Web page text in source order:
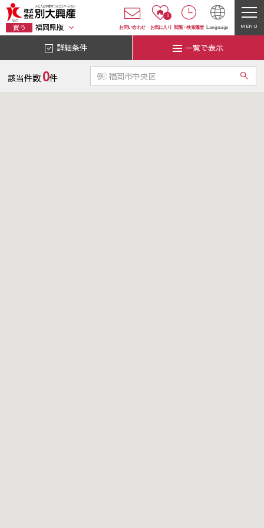
買う 福岡県版 お問い合わせ
0
お気に入り 閲覧・ 検索履歴 Language MENU
詳細条件 一覧で表示
該当件数 0件